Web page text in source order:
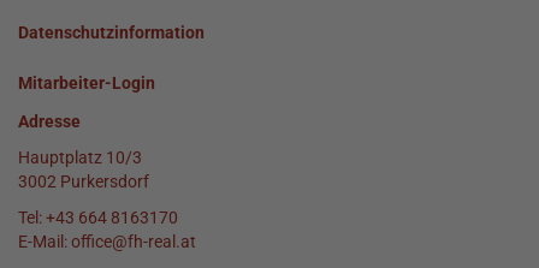
Datenschutzinformation
Mitarbeiter-Login
Adresse
Hauptplatz 10/3
3002 Purkersdorf
Tel:+43 664 8163170
E-Mail:office@fh-real.at